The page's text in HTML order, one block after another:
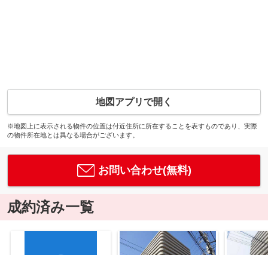
地図アプリで開く
※地図上に表示される物件の位置は付近住所に所在することを表すものであり、実際
の物件所在地とは異なる場合がございます。
お問い合わせ(無料)
成約済み一覧